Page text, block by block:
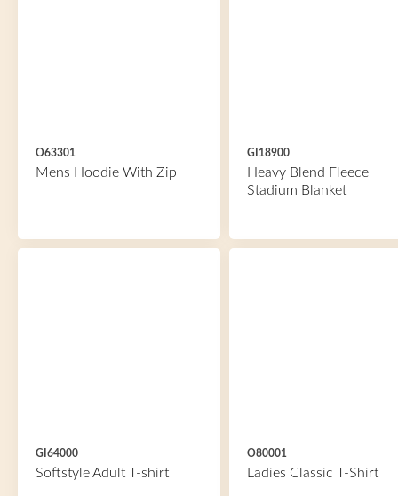
O63301
Mens Hoodie With Zip
GI18900
Heavy Blend Fleece
Stadium Blanket
GI64000
Softstyle Adult T-shirt
O80001
Ladies Classic T-Shirt